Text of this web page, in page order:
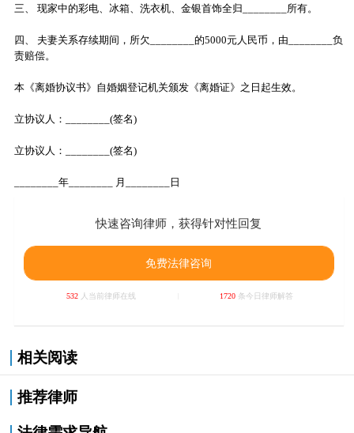
三、 现家中的彩电、冰箱、洗衣机、金银首饰全归________所有。
四、 夫妻关系存续期间，所欠________的5000元人民币，由________负
责赔偿。
本《离婚协议书》自婚姻登记机关颁发《离婚证》之日起生效。
立协议人：________(签名)
立协议人：________(签名)
________年________ 月________日
快速咨询律师，获得针对性回复
免费法律咨询
532 人当前律师在线 1720条今日律师解答
相关阅读
推荐律师